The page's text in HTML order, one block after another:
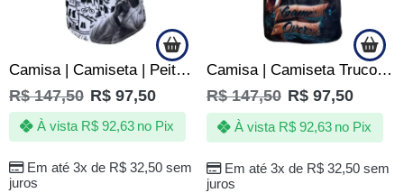
Camisa | Camiseta | Peita Reveillon na Quebrada – Ano Novo
R$147,50 R$ 97,50
Em até 3x de R$32,50sem
juros
À vista R$92,63 no Pix
Camisa | Camiseta Truco Baralho Naipe Copas Espadas Ouros Paus
R$147,50 R$ 97,50
Em até 3x de R$32,50sem
juros
À vista R$92,63 no Pix